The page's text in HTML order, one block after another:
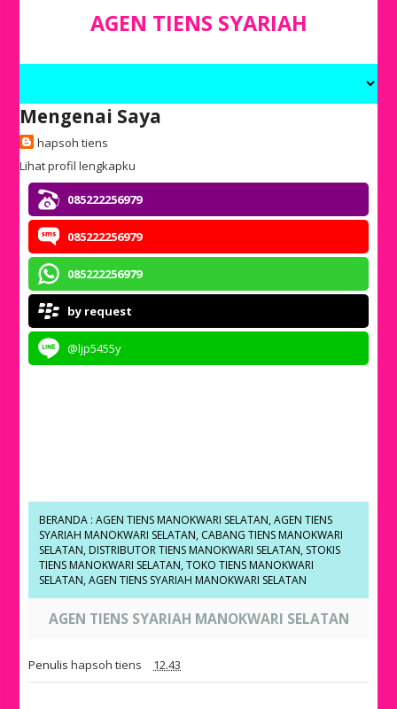
AGEN TIENS SYARIAH
Mengenai Saya
hapsoh tiens
Lihat profil lengkapku
085222256979
085222256979
085222256979
by request
@ljp5455y
BERANDA :AGEN TIENS MANOKWARI SELATAN,AGEN TIENS
SYARIAH MANOKWARI SELATAN, CABANG TIENS MANOKWARI
SELATAN, DISTRIBUTOR TIENS MANOKWARI SELATAN, STOKIS
TIENS MANOKWARI SELATAN,TOKO TIENS MANOKWARI
SELATAN,AGEN TIENS SYARIAH MANOKWARI SELATAN
AGEN TIENS SYARIAH MANOKWARI SELATAN
Penulishapsoh tiens 12.43